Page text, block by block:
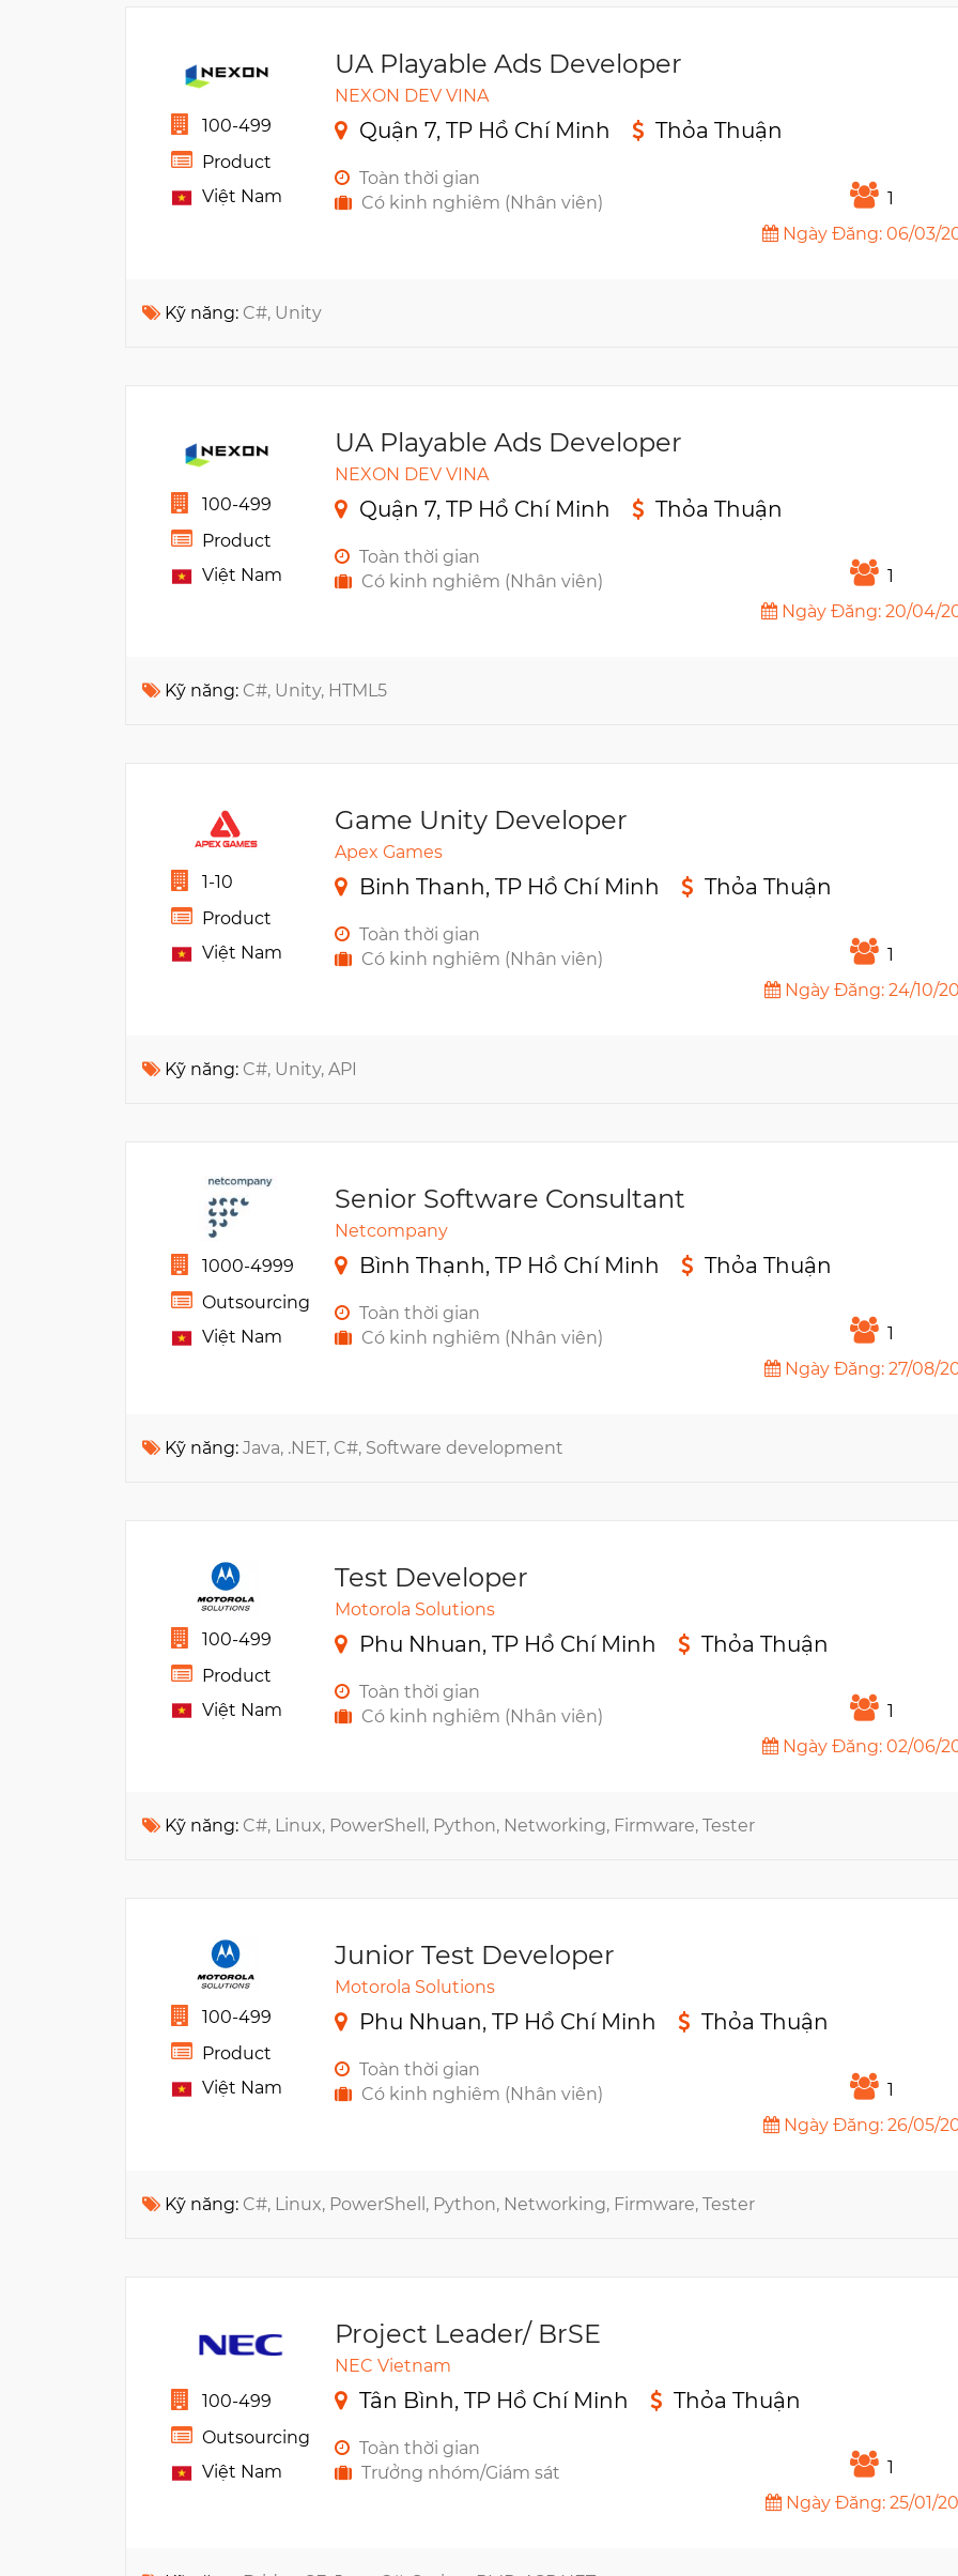
100-499
Product
Việt Nam
UA Playable Ads Developer
NEXON DEV VINA
Quận 7, TP Hồ Chí Minh Thỏa Thuận
Toàn thời gian
Có kinh nghiêm (Nhân viên)
1
Ngày Đăng: 06/03/
Kỹ năng: C#, Unity
100-499
Product
Việt Nam
UA Playable Ads Developer
NEXON DEV VINA
Quận 7, TP Hồ Chí Minh Thỏa Thuận
Toàn thời gian
Có kinh nghiêm (Nhân viên)
1
Ngày Đăng: 20/04/
Kỹ năng: C#, Unity, HTML5
1-10
Product
Việt Nam
Game Unity Developer
Apex Games
Binh Thanh, TP Hồ Chí Minh Thỏa Thuận
Toàn thời gian
Có kinh nghiêm (Nhân viên)
1
Ngày Đăng: 24/10/
Kỹ năng: C#, Unity, API
1000-4999
Outsourcing
Việt Nam
Senior Software Consultant
Netcompany
Bình Thạnh, TP Hồ Chí Minh Thỏa Thuận
Toàn thời gian
Có kinh nghiêm (Nhân viên)
1
Ngày Đăng: 27/08/
Kỹ năng: Java, .NET, C#, Software development
100-499
Product
Việt Nam
Test Developer
Motorola Solutions
Phu Nhuan, TP Hồ Chí Minh Thỏa Thuận
Toàn thời gian
Có kinh nghiêm (Nhân viên)
1
Ngày Đăng: 02/06/
Kỹ năng: C#, Linux, PowerShell, Python, Networking, Firmware, Tester
100-499
Product
Việt Nam
Junior Test Developer
Motorola Solutions
Phu Nhuan, TP Hồ Chí Minh Thỏa Thuận
Toàn thời gian
Có kinh nghiêm (Nhân viên)
1
Ngày Đăng: 26/05/
Kỹ năng: C#, Linux, PowerShell, Python, Networking, Firmware, Tester
100-499
Outsourcing
Việt Nam
Project Leader/ BrSE
NEC Vietnam
Tân Bình, TP Hồ Chí Minh Thỏa Thuận
Toàn thời gian
Trưởng nhóm/Giám sát
1
Ngày Đăng: 25/01/